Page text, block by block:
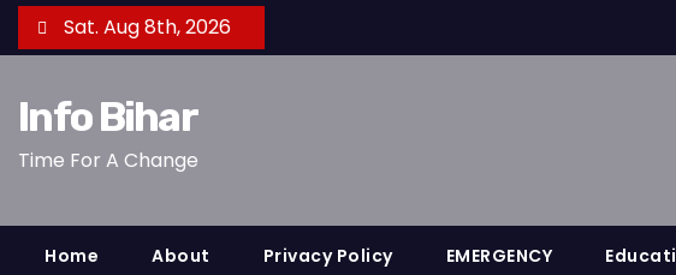
k
Sat. Aug 8th, 2026
Info Bihar
Time For A Change
Home About Privacy Policy EMERGENCY